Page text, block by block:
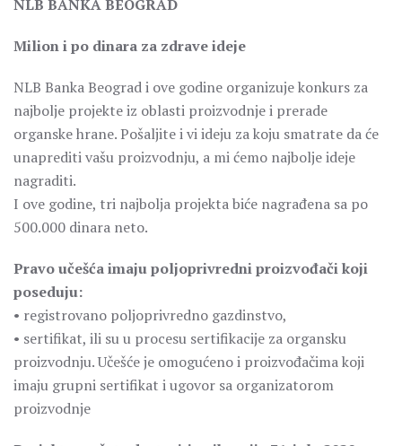
NLB BANKA BEOGRAD
Milion i po dinara za zdrave ideje
NLB Banka Beograd i ove godine organizuje konkurs za
najbolje projekte iz oblasti proizvodnje i prerade
organske hrane. Pošaljite i vi ideju za koju smatrate da će
unaprediti vašu proizvodnju, a mi ćemo najbolje ideje
nagraditi.
I ove godine, tri najbolja projekta biće nagrađena sa po
500.000 dinara neto.
Pravo učešća imaju poljoprivredni proizvođači koji
poseduju:
• registrovano poljoprivredno gazdinstvo,
• sertifikat, ili su u procesu sertifikacije za organsku
proizvodnju. Učešće je omogućeno i proizvođačima koji
imaju grupni sertifikat i ugovor sa organizatorom
proizvodnje